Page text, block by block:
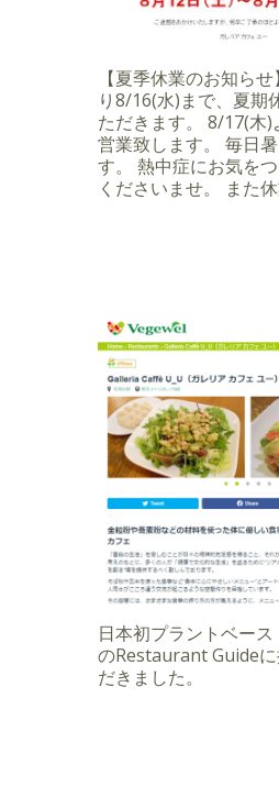
【夏季休業のお知ら
り8/16(水)まで、夏期
ただきます。 8/17(木)
営業致します。 毎日
す。 熱中症にお気を
くださいませ。 また
日本初プラントベース
のRestaurant Guide
だきました。